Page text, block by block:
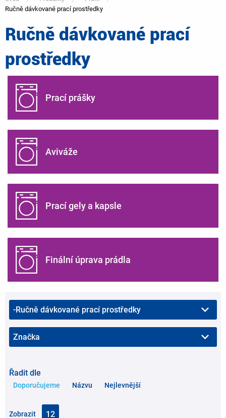
You
are
here
Ručně dávkované prací prostředky
Ručně dávkované prací
prostředky
Prací prášky
Aviváže
Prací gely a kapsle
Finální úprava prádla
Řadit dle
Doporučujeme Názvu Nejlevnější
Zobrazit